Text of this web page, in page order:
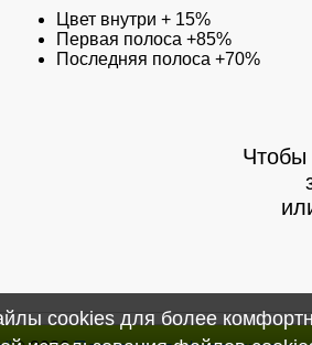
Цвет внутри + 15%
Первая полоса +85%
Последняя полоса +70%
Чтобы
cookies для более